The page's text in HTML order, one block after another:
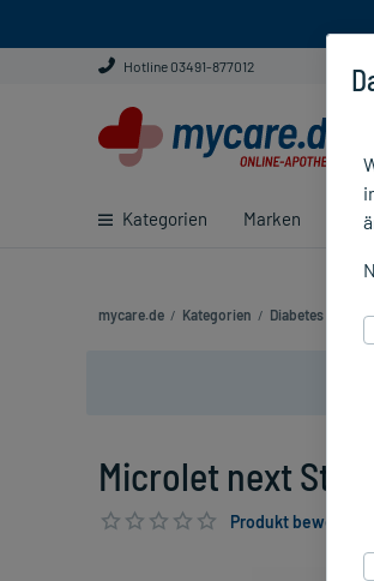
Hotline 03491-877012
Kategorien Marken
mycare.de / Kategorien / Diabetes
Microlet next
Produkt bewerten